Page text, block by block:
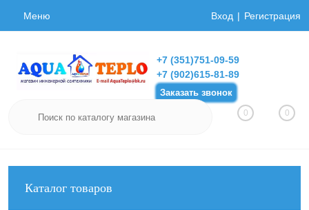
Меню Вход Регистрация
+7 (351)751-09-59
+7 (902)615-81-89
Заказать звонок
0 0
Каталог товаров